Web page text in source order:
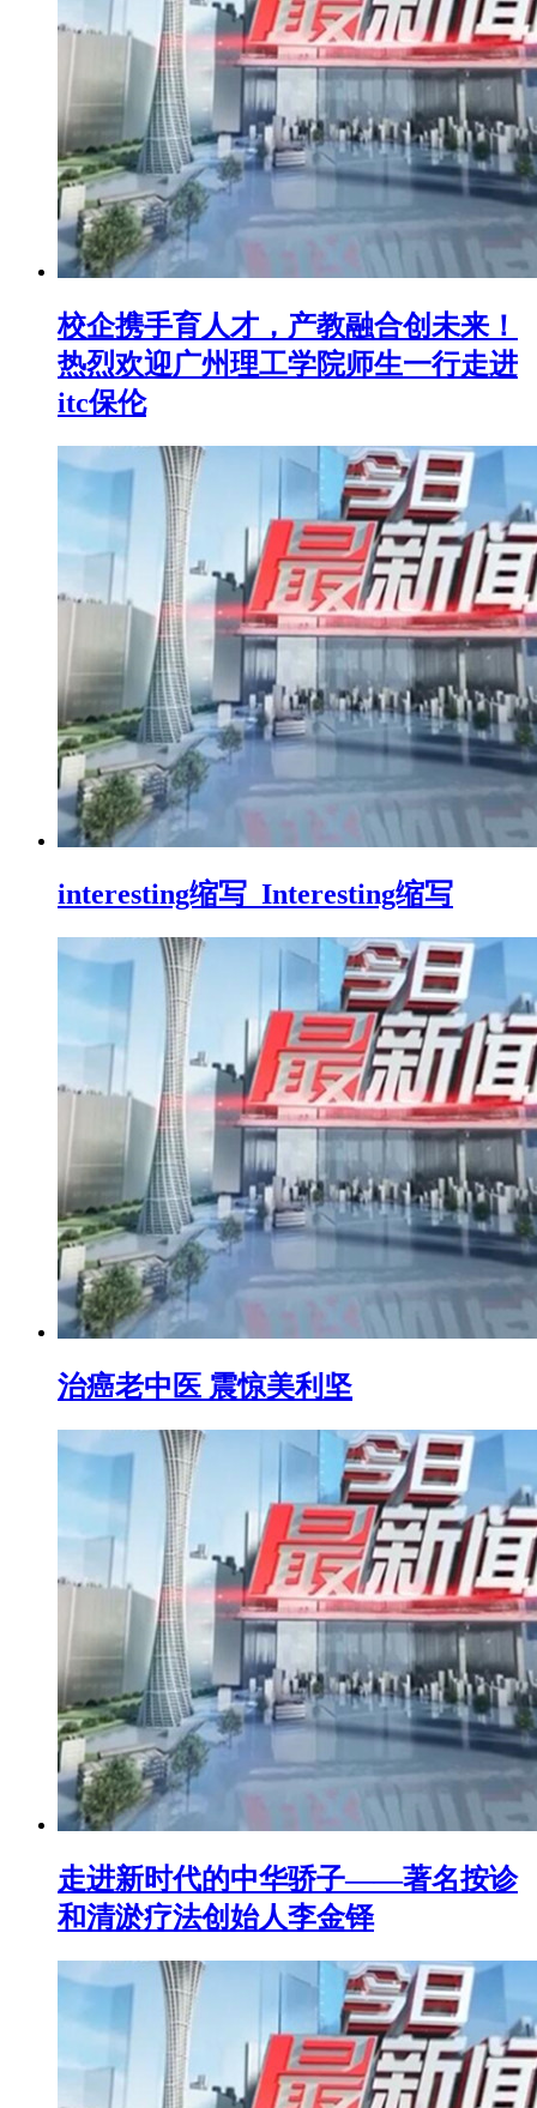
校企携手育人才，产教融合创未来！
热烈欢迎广州理工学院师生一行走进
itc保伦
interesting缩写_Interesting缩写
治癌老中医 震惊美利坚
走进新时代的中华骄子——著名按诊
和清淤疗法创始人李金铎